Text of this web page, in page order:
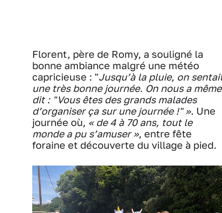
Florent, père de Romy, a souligné la
bonne ambiance malgré une météo
capricieuse : "Jusqu’à la pluie, on
une très bonne journée. On nous a même
dit : "Vous êtes des grands malades
d’organiser ça sur une journée !" ». Une
journée où, « de 4 à 70 ans, tout le
monde a pu s’amuser », entre fête
foraine et découverte du village à pied.